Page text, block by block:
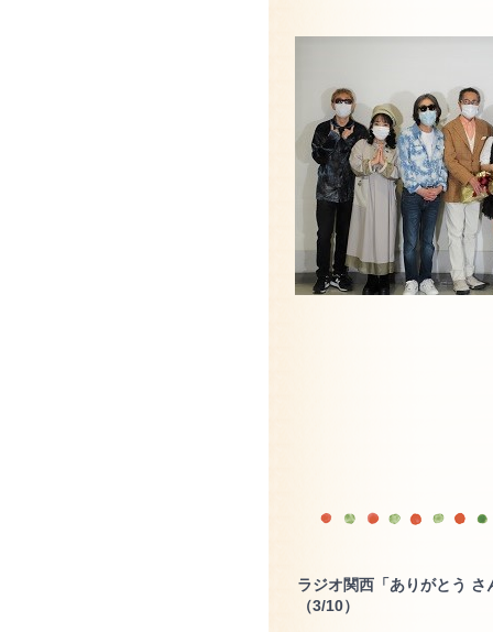
ラジオ関西「ありがとう
（3/10）